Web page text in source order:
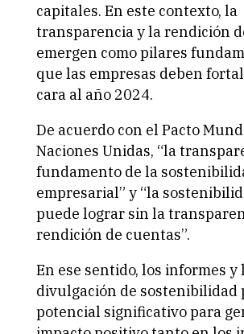
capitales. En este contexto, la
transparencia y la rendición
emergen como pilares
que las empresas deben
cara al año 2024.
De acuerdo con el Pacto
Naciones Unidas, “la
fundamento de la
empresarial” y “la
puede lograr sin la
rendición de cuentas”.
En ese sentido, los informes y
divulgación de sostenibilidad
potencial significativo para